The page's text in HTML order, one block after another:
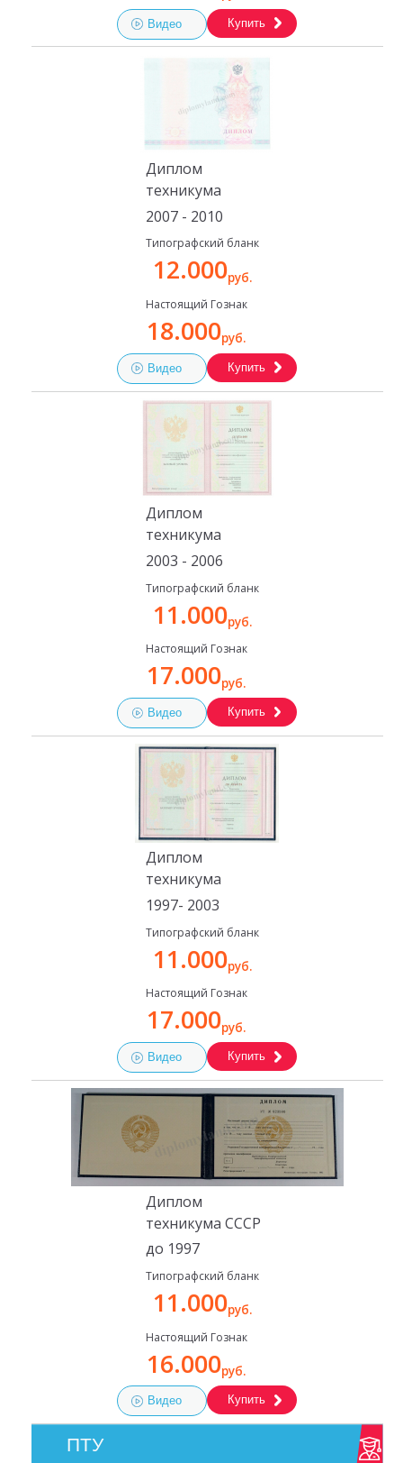
Видео Купить
Диплом
техникума
2007 - 2010
Типографский бланк
12.000руб.
Настоящий Гознак
18.000руб.
Видео Купить
Диплом
техникума
2003 - 2006
Типографский бланк
11.000руб.
Настоящий Гознак
17.000руб.
Видео Купить
Диплом
техникума
1997- 2003
Типографский бланк
11.000руб.
Настоящий Гознак
17.000руб.
Видео Купить
Диплом
техникума СССР
до 1997
Типографский бланк
11.000руб.
Настоящий Гознак
16.000руб.
Видео Купить
ПТУ